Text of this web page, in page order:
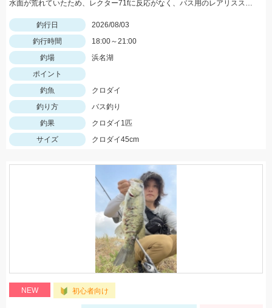
水面が荒れていたため、レクター71fに反応がなく、バス用のレアリススピンベイでレンジを少し入れてスローに巻いてくると当たり多数。サイズは選べないですが今回の様なサイズも釣れます。
釣行日
2026/08/03
釣行時間
18:00～21:00
釣場
浜名湖
ポイント
釣魚
クロダイ
釣り方
バス釣り
釣果
クロダイ1匹
サイズ
クロダイ45cm
NEW 初心者向け